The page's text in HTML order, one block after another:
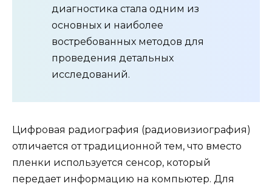
диагностика стала одним из
основных и наиболее
востребованных методов для
проведения детальных
исследований.
Цифровая радиография (радиовизиография)
отличается от традиционной тем, что вместо
пленки используется сенсор, который
передает информацию на компьютер. Для